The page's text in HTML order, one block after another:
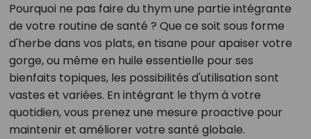
Pourquoi ne pas faire du thym une partie intégrante
de votre routine de santé ? Que ce soit sous forme
d'herbe dans vos plats, en tisane pour apaiser votre
gorge, ou même en huile essentielle pour ses
bienfaits topiques, les possibilités d'utilisation sont
vastes et variées. En intégrant le thym à votre
quotidien, vous prenez une mesure proactive pour
maintenir et améliorer votre santé globale.